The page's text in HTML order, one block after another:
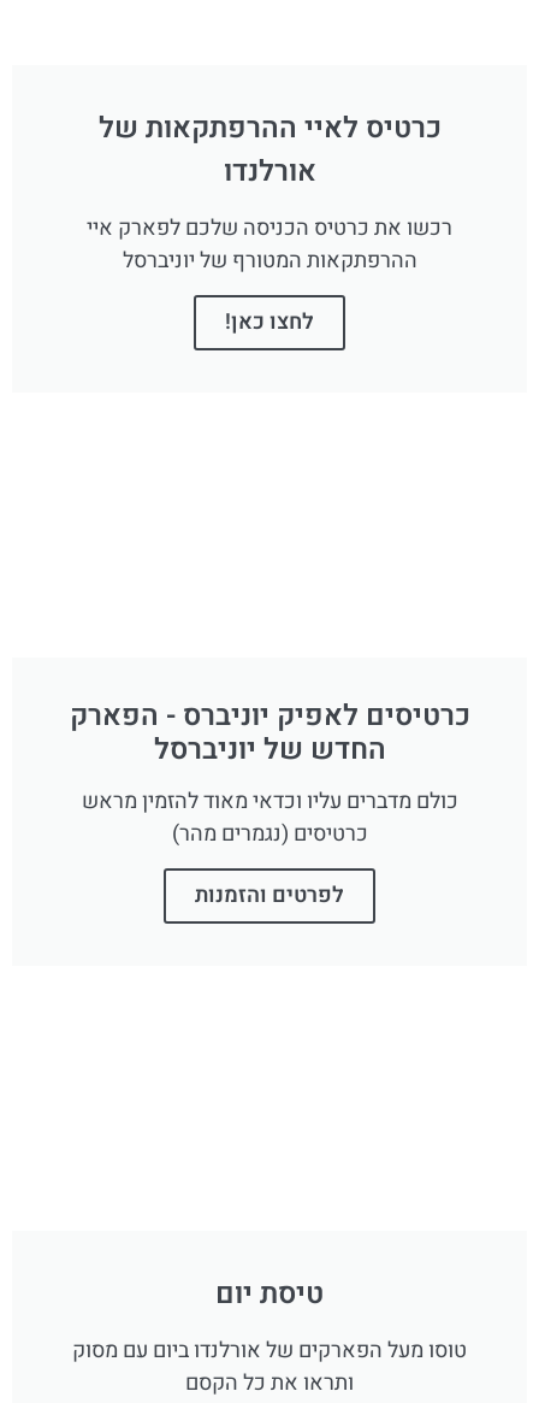
כרטיס לאיי ההרפתקאות של
אורלנדו
רכשו את כרטיס הכניסה שלכם לפארק איי
ההרפתקאות המטורף של יוניברסל
לחצו כאן!
כרטיסים לאפיק יוניברס - הפארק
החדש של יוניברסל
כולם מדברים עליו וכדאי מאוד להזמין מראש
כרטיסים (נגמרים מהר)
לפרטים והזמנות
טיסת יום
טוסו מעל הפארקים של אורלנדו ביום עם מסוק
ותראו את כל הקסם